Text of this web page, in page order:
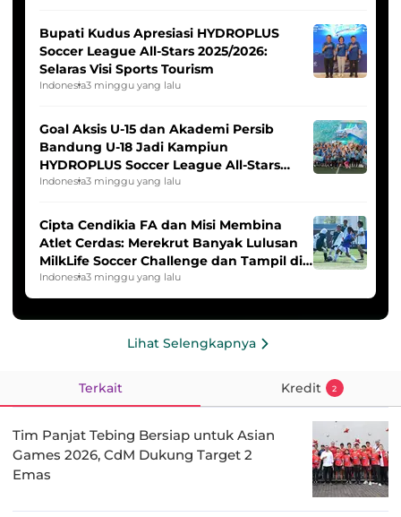
Bupati Kudus Apresiasi HYDROPLUS
Soccer League All-Stars 2025/2026:
Selaras Visi Sports Tourism
Indonesia3 minggu yang lalu
Goal Aksis U-15 dan Akademi Persib
Bandung U-18 Jadi Kampiun
HYDROPLUS Soccer League All-Stars
2025/2026
Indonesia3 minggu yang lalu
Cipta Cendikia FA dan Misi Membina
Atlet Cerdas: Merekrut Banyak Lulusan
MilkLife Soccer Challenge dan Tampil di
HYDROPLUS Soccer League
Indonesia3 minggu yang lalu
Lihat Selengkapnya
Terkait Kredit 2
Tim Panjat Tebing Bersiap untuk Asian
Games 2026, CdM Dukung Target 2
Emas